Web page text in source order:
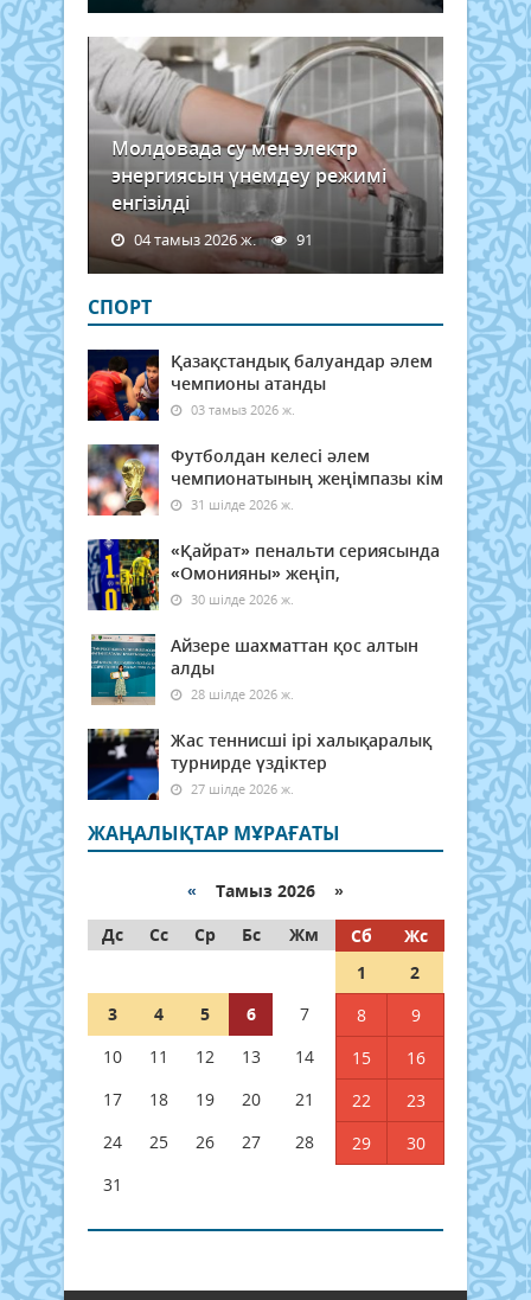
Молдовада су мен электр
энергиясын үнемдеу режимі
енгізілді
04 тамыз 2026 ж. 91
СПОРТ
Қазақстандық балуандар әлем
чемпионы атанды
03 тамыз 2026 ж.
Футболдан келесі әлем
чемпионатының жеңімпазы кім
31 шілде 2026 ж.
«Қайрат» пенальти сериясында
«Омонияны» жеңіп,
30 шілде 2026 ж.
Айзере шахматтан қос алтын
алды
28 шілде 2026 ж.
Жас теннисші ірі халықаралық
турнирде үздіктер
27 шілде 2026 ж.
ЖАҢАЛЫҚТАР МҰРАҒАТЫ
« Тамыз 2026 »
Дс
Сс Ср Бс Жм Сб
Жс
1
2
3
4 5 6 7 8
9
10
11 12 13 14 15
16
17
18 19 20 21 22
23
24
25 26 27 28 29
30
31